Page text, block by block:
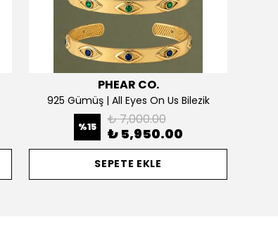
PHEAR CO.
925 Gümüş | All Eyes On Us Bilezik
%15 ₺ 7,000.00
₺ 5,950.00
SEPETE EKLE